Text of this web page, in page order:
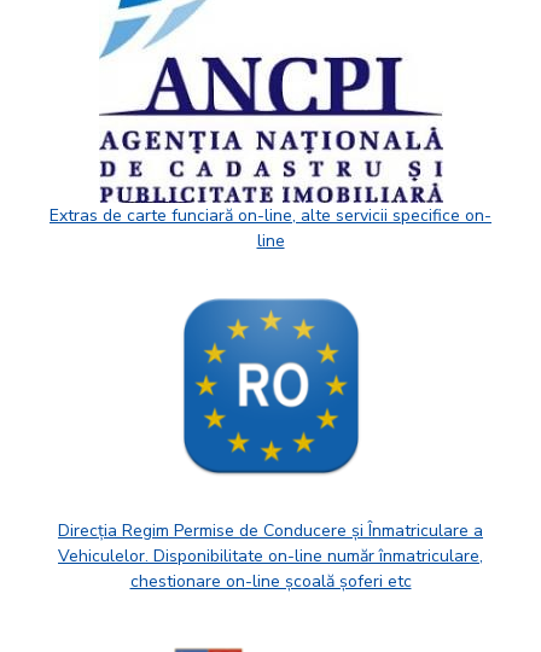
Extras de carte funciară on-line, alte servicii specifice on-
line
Direcția Regim Permise de Conducere și Înmatriculare a
Vehiculelor. Disponibilitate on-line număr înmatriculare,
chestionare on-line școală șoferi etc